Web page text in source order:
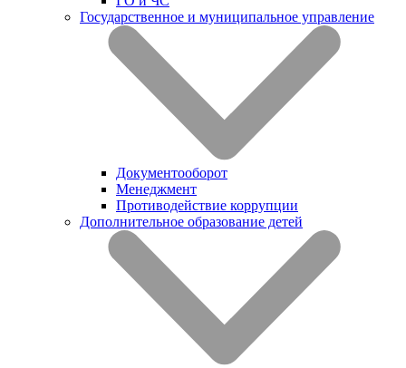
Государственное и муниципальное управление
Документооборот
Менеджмент
Противодействие коррупции
Дополнительное образование детей